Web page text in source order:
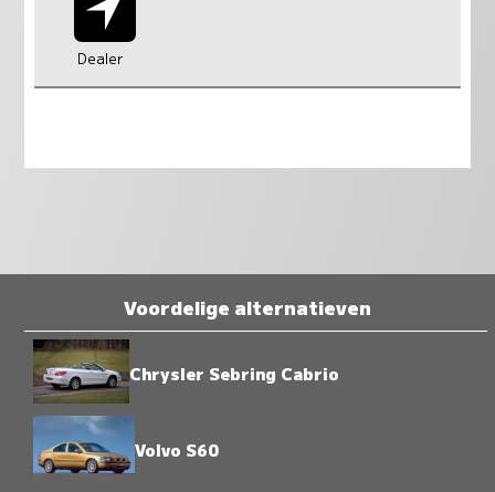
Dealer
Voordelige alternatieven
Chrysler Sebring Cabrio
Volvo S60